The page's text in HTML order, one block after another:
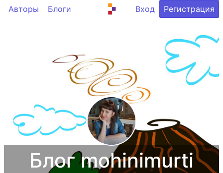
Авторы Блоги Вход Регистрация
Блог mohinimurti